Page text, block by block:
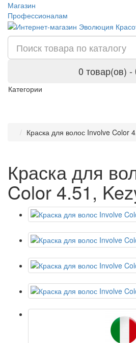
Магазин
Профессионалам
0 товар(ов) -
Категории
Краска для волос Involve Color
Краска для
Color 4.51,